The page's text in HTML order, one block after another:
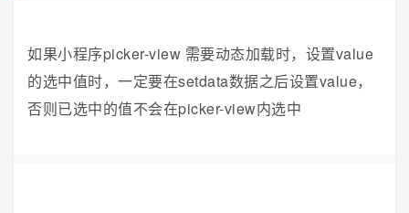
如果小程序picker-view 需要动态加载时，设置value
的选中值时，一定要在setdata数据之后设置value，
否则已选中的值不会在picker-view内选中